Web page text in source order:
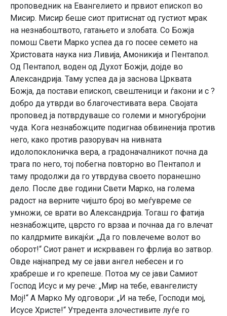
проповедник на Евангелието и првиот епископ во
Мисир. Мисир беше сиот притиснат од густиот мрак
на незнабоштвото, гатањето и злобата. Со Божја
помош Свети Марко успеа да го посее семето на
Христовата наука низ Ливија, Амоникија и Пентапол.
Од Пентапол, воден од Духот Божји, дојде во
Александрија. Таму успеа да ја заснова Црквата
Божја, да постави епископ, свештеници и ѓакони и с ?
добро да утврди во благочестивата вера. Својата
проповед ја потврдуваше со големи и многубројни
чуда. Кога незнабожците подигнаа обвиненија против
него, како против разорувач на нивната
идолопоклоничка вера, а градоначалникот почна да
трага по него, тој побегна повторно во Пентапол и
таму продолжи да го утврдува своето поранешно
дело. После две години Свети Марко, на голема
радост на верните чијшто број во меѓувреме се
умножи, се врати во Александрија. Тогаш го фатија
незнабожците, цврсто го врзаа и почнаа да го влечат
по калдрмите викајќи: „Да го повлечеме волот во
оборот!“ Сиот ранет и искрвавен го фрлија во затвор.
Овде најнапред му се јави ангел небесен и го
храбреше и го крепеше. Потоа му се јави Самиот
Господ Исус и му рече: „Мир на тебе, евангелисту
Мој!“ А Марко Му одговори: „И на тебе, Господи мој,
Исусе Христе!“ Утредента злочестивите луѓе го